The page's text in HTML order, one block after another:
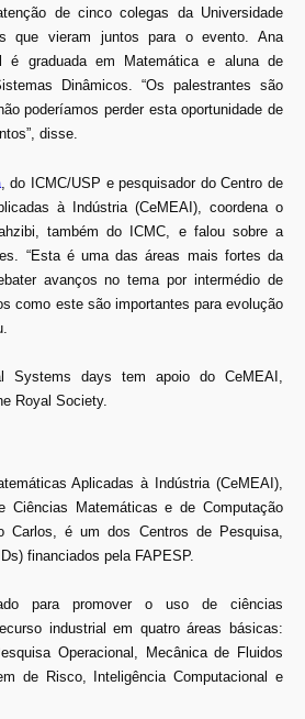
de cinco colegas da Universidade
que vieram juntos para o evento. Ana
é graduada em Matemática e aluna de
Dinâmicos. “Os palestrantes são
poderíamos perder esta oportunidade de
disse.
, do ICMC/USP e pesquisador do Centro de
à Indústria (CeMEAI), coordena o
também do ICMC, e falou sobre a
“Esta é uma das áreas mais fortes da
avanços no tema por intermédio de
como este são importantes para evolução
Systems days tem apoio do CeMEAI,
Royal Society.
Aplicadas à Indústria (CeMEAI),
Ciências Matemáticas e de Computação
Carlos, é um dos Centros de Pesquisa,
financiados pela FAPESP.
para promover o uso de ciências
industrial em quatro áreas básicas:
Operacional, Mecânica de Fluidos
de Risco, Inteligência Computacional e